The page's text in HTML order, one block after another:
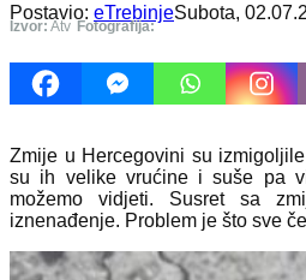
Postavio: eTrebinjeSubota,
Izvor: Atv Fotografija:
Zmije u Hercegovini su
su ih velike vrućine i suše pa
možemo vidjeti. Susret sa
iznenađenje. Problem je što sve